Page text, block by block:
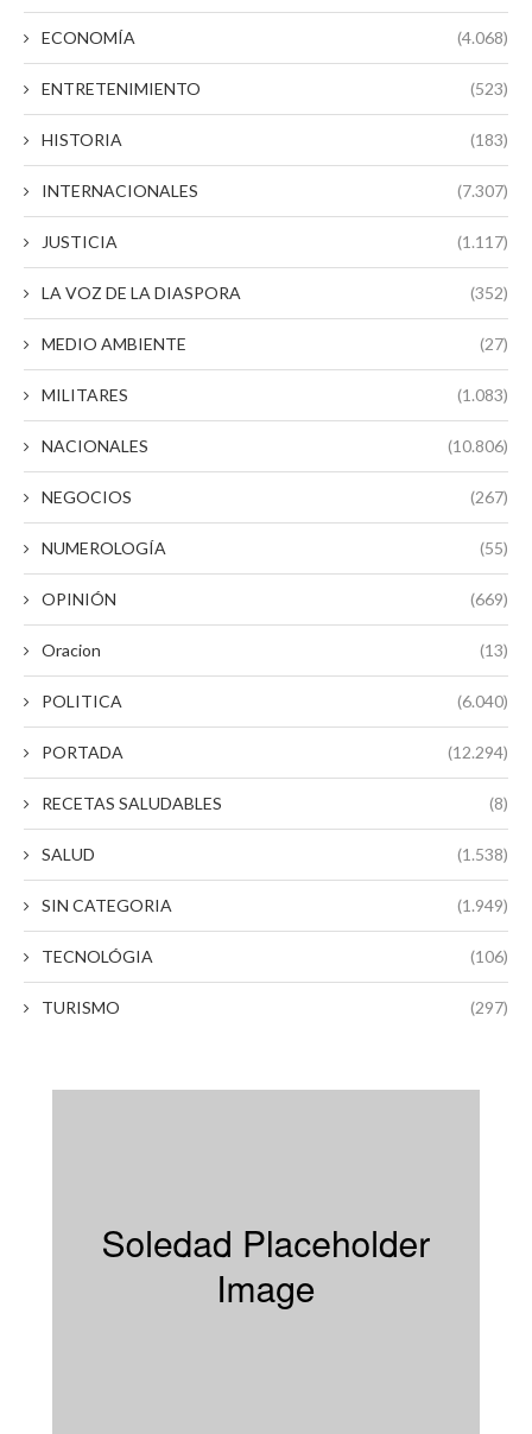
ECONOMÍA (4.068)
ENTRETENIMIENTO (523)
HISTORIA (183)
INTERNACIONALES (7.307)
JUSTICIA (1.117)
LA VOZ DE LA DIASPORA (352)
MEDIO AMBIENTE (27)
MILITARES (1.083)
NACIONALES (10.806)
NEGOCIOS (267)
NUMEROLOGÍA (55)
OPINIÓN (669)
Oracion (13)
POLITICA (6.040)
PORTADA (12.294)
RECETAS SALUDABLES (8)
SALUD (1.538)
SIN CATEGORIA (1.949)
TECNOLÓGIA (106)
TURISMO (297)